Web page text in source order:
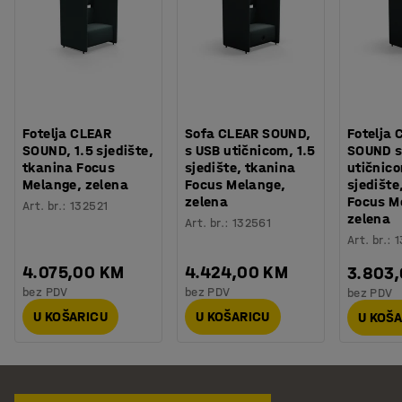
Fotelja CLEAR
SOUND, 1.5 sjedište,
tkanina Focus
Melange, zelena
Art. br.:132521
4.075,00 KM
bez PDV
U KOŠARICU
Sofa CLEAR SOUND,
s USB utičnicom, 1.5
sjedište, tkanina
Focus Melange,
zelena
Art. br.: 132561
4.424,00 KM
bez PDV
U KOŠARICU
Fotelja
SOUND
Focus
zelena
Art. br.:
bez PDV
U